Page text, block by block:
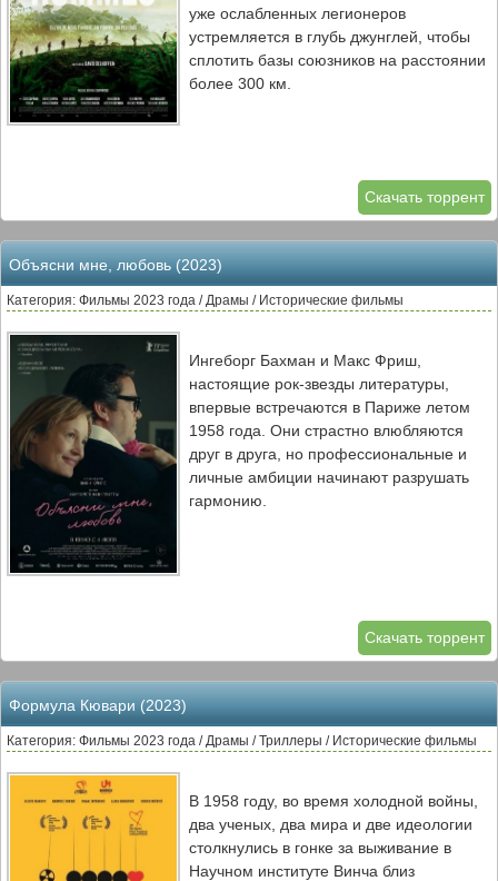
уже ослабленных легионеров
устремляется в глубь джунглей, чтобы
сплотить базы союзников на расстоянии
более 300 км.
Скачать торрент
Объясни мне, любовь (2023)
Категория: Фильмы 2023 года / Драмы / Исторические фильмы
Ингеборг Бахман и Макс Фриш,
настоящие рок-звезды литературы,
впервые встречаются в Париже летом
1958 года. Они страстно влюбляются
друг в друга, но профессиональные и
личные амбиции начинают разрушать
гармонию.
Скачать торрент
Формула Кювари (2023)
Категория: Фильмы 2023 года / Драмы / Триллеры / Исторические фильмы
В 1958 году, во время холодной войны,
два ученых, два мира и две идеологии
столкнулись в гонке за выживание в
Научном институте Винча близ